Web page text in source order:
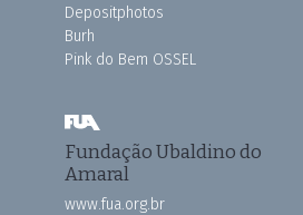
Depositphotos
Burh
Pink do Bem OSSEL
Fundação Ubaldino do
Amaral
www.fua.org.br